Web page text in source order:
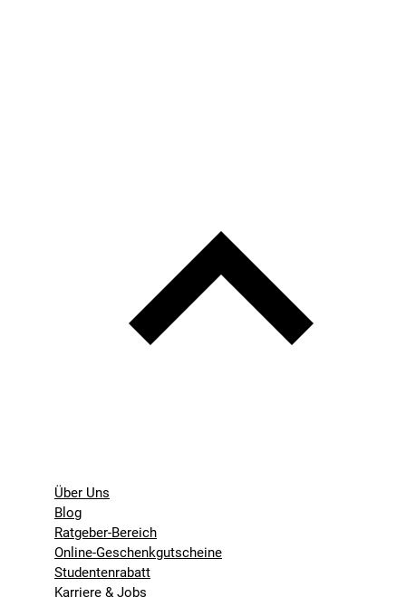
Über Uns
Blog
Ratgeber-Bereich
Online-Geschenkgutscheine
Studentenrabatt
Karriere & Jobs